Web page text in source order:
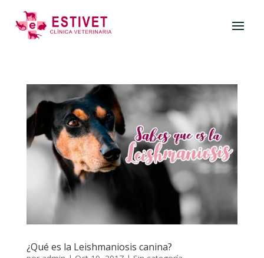
¿Qué es la Leishmaniosis canina?